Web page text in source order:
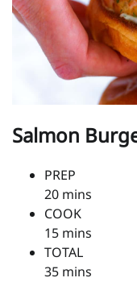
Salmon
PREP
20 mins
COOK
15 mins
TOTAL
35 mins